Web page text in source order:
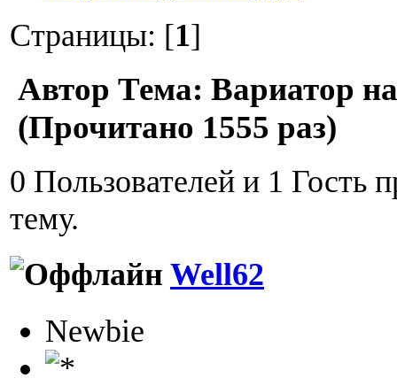
Страницы: [1]
Автор Тема: Вариатор
(Прочитано 1555 раз)
0 Пользователей и 1 Гость
тему.
Well62
Newbie